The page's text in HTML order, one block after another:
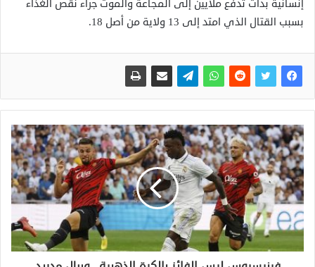
إنسانية بدأت تدفع ملايين إلى المجاعة والموت جراء نقص الغذاء
بسبب القتال الذي امتد إلى 13 ولاية من أصل 18.